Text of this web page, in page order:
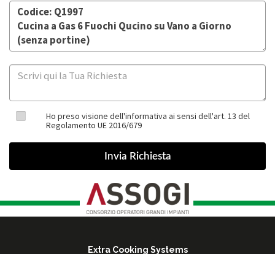
Ho preso visione dell'informativa ai sensi dell'art. 13 del
Regolamento UE 2016/679
Extra Cooking Systems